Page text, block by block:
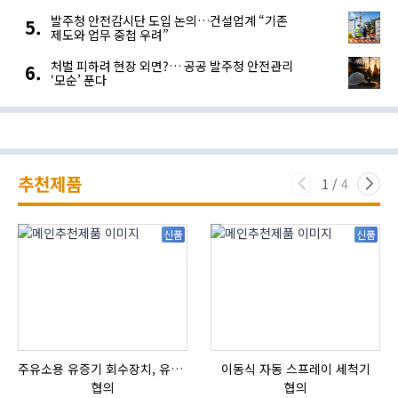
발주청 안전감시단 도입 논의…건설업계 “기존
제도와 업무 중첩 우려”
처벌 피하려 현장 외면?… 공공 발주청 안전관리
‘모순’ 푼다
추천제품 1 / 4
신품
주유소용 유증기 회수장치, 유증기 회수장치, 방폭형, 방폭형 유증기 회수장치
협의
신품
이동식 자동 스프레이 세척기
협의